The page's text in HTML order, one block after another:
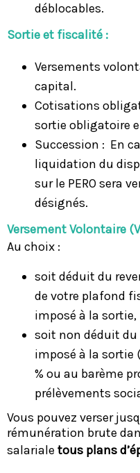
déblocables.
Sortie et fiscalité :
Versements
capital.
Cotisations
sortie obligatoire
Succession : En
liquidation du
sur le PERO sera
désignés.
Versement Volontaire
Au choix :
soit déduit du
de votre plafond
imposé à la sortie,
soit non déduit du
imposé à la sortie
% ou au barème
prélèvements
Vous pouvez verser
rémunération brute
salariale tous plans